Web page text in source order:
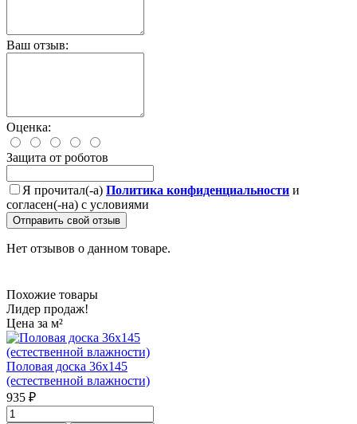
Ваш отзыв:
Оценка:
Защита от роботов
Я прочитал(-а) Политика конфиденциальности и
согласен(-на) с условиями
Отправить свой отзыв
Нет отзывов о данном товаре.
Похожие товары
Лидер продаж!
Цена за м²
Половая доска 36х145
(естественной влажности)
935 ₽